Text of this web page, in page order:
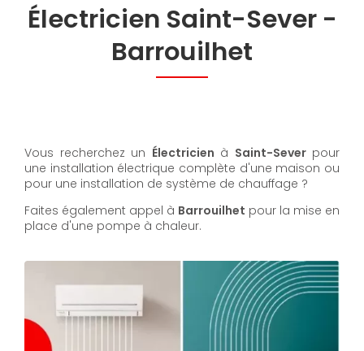
Électricien Saint-Sever -
Barrouilhet
Vous recherchez un Électricien à Saint-Severpour
une installation électrique complète d'une maison ou
pour une installation de système de chauffage ?
Faites également appel à Barrouilhet pour la mise en
place d'une pompe à chaleur.